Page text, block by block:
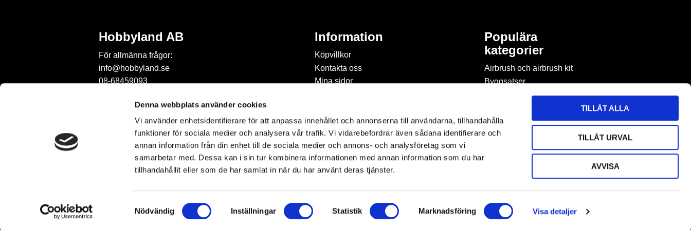
Denna webbplats använder cookies
Vi använder enhetsidentifierare för att anpassa innehållet och annonserna till användarna, tillhandahålla
funktioner för sociala medier och analysera vår trafik. Vi vidarebefordrar även sådana identifierare och
annan information från din enhet till de sociala medier och annons- och analysföretag som vi
samarbetar med. Dessa kan i sin tur kombinera informationen med annan information som du har
tillhandahållit eller som de har samlat in när du har använt deras tjänster.
a
Nödvändig Inställningar Statistik Marknadsföring Visa detaljer
TILLÅT ALLA
TILLÅT URVAL
AVVISA
Hobbyland AB
För allmänna frågor:
info@hobbyland.se
08-68459093
order@hobbyland.se
08-68459093
vardagar mellan 9-11
Information
Köpvillkor
Kontakta oss
Mina sidor
cookies
Inspiration & Passion
Populära
kategorier
Airbrush och airbrush kit
Byggsatser
Böcker & tidningar om
Byggmaterial
Figurspel